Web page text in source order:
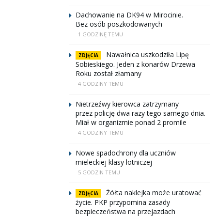
Dachowanie na DK94 w Mirocinie.
Bez osób poszkodowanych
1 GODZINĘ TEMU
ZDJĘCIA
Nawałnica uszkodziła Lipę
Sobieskiego. Jeden z konarów Drzewa
Roku został złamany
4 GODZINY TEMU
Nietrzeźwy kierowca zatrzymany
przez policję dwa razy tego samego dnia.
Miał w organizmie ponad 2 promile
4 GODZINY TEMU
Nowe spadochrony dla uczniów
mieleckiej klasy lotniczej
5 GODZIN TEMU
ZDJĘCIA
Żółta naklejka może uratować
życie. PKP przypomina zasady
bezpieczeństwa na przejazdach